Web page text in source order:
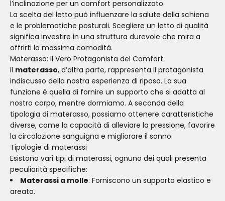
l’inclinazione per un comfort personalizzato.
La scelta del letto può influenzare la salute della schiena
e le problematiche posturali. Scegliere un letto di qualità
significa investire in una struttura durevole che mira a
offrirti la massima comodità.
Materasso: Il Vero Protagonista del Comfort
Il materasso, d’altra parte, rappresenta il protagonista
indiscusso della nostra esperienza di riposo. La sua
funzione è quella di fornire un supporto che si adatta al
nostro corpo, mentre dormiamo. A seconda della
tipologia di materasso, possiamo ottenere caratteristiche
diverse, come la capacità di alleviare la pressione, favorire
la circolazione sanguigna e migliorare il sonno.
Tipologie di materassi
Esistono vari tipi di materassi, ognuno dei quali presenta
peculiarità specifiche:
Materassi a molle: Forniscono un supporto elastico e
areato.